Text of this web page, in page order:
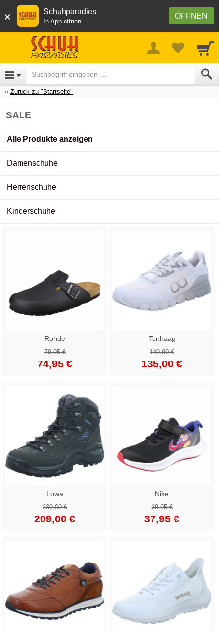
× ÖFFNEN
Schuhparadies
In App öffnen
Zurück zu "Startseite"
SALE
Alle Produkte anzeigen
Damenschuhe
Herrenschuhe
Kinderschuhe
Rohde
79,95 €
74,95 €
Tenhaag
149,90 €
135,00 €
Lowa
230,00 €
209,00 €
Nike
39,95 €
37,95 €